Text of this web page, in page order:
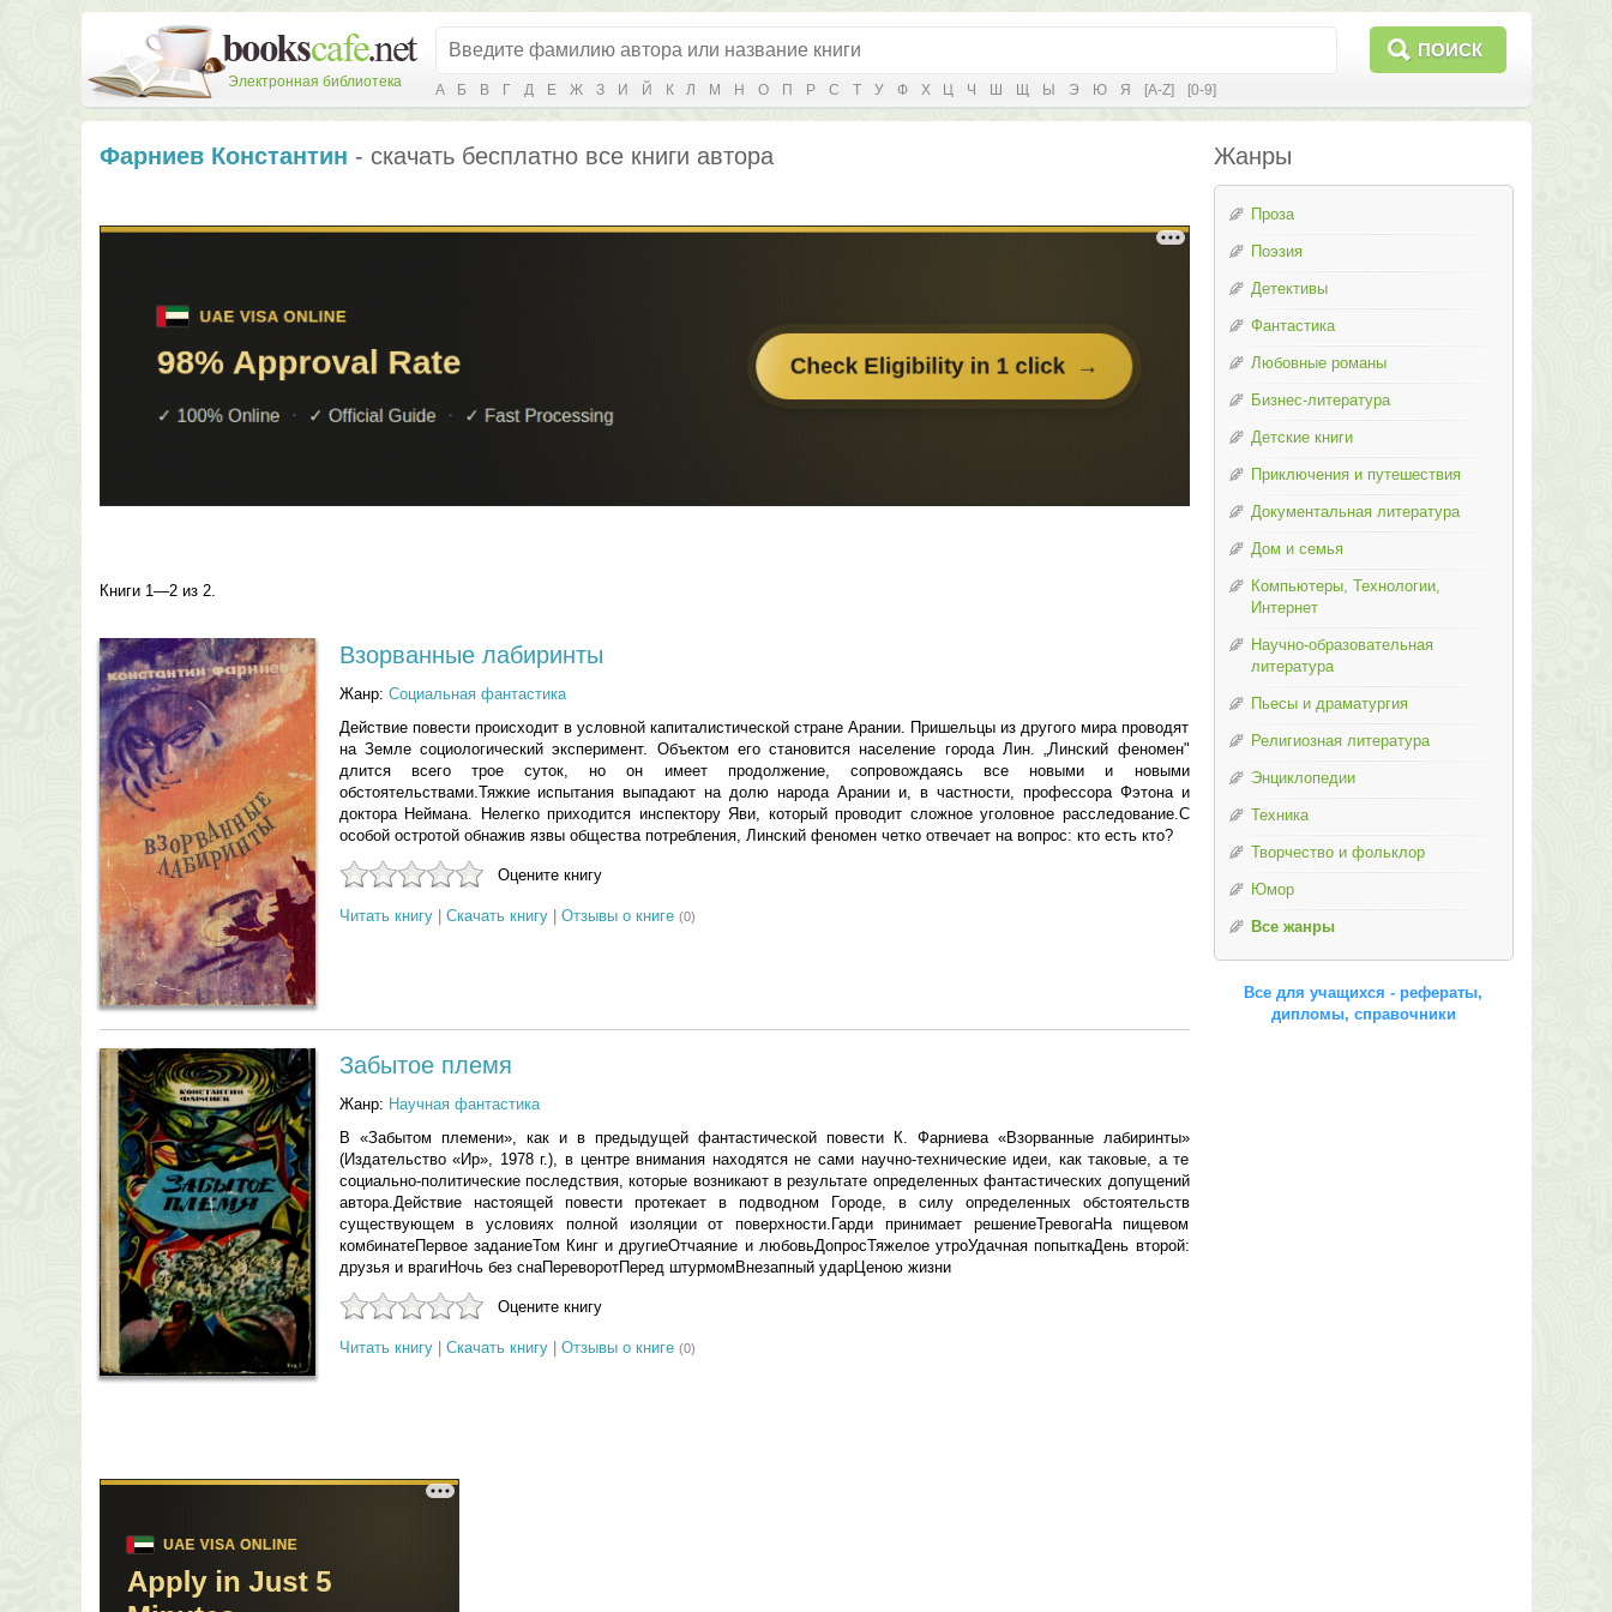
Электронная библиотека
ПОИСК
А Б В Г Д Е Ж З И Й К Л М Н О П Р С Т У Ф Х Ц Ч Ш Щ Ы Э Ю Я [A-Z] [0-9]
Фарниев Константин - скачать бесплатно все книги автора
Книги 1—2 из 2.
Взорванные лабиринты
Жанр: Социальная фантастика
Действие повести происходит в условной капиталистической стране Арании. Пришельцы из другого мира проводят
на Земле социологический эксперимент. Объектом его становится население города Лин. „Линский феномен"
длится всего трое суток, но он имеет продолжение, сопровождаясь все новыми и новыми
обстоятельствами.Тяжкие испытания выпадают на долю народа Арании и, в частности, профессора Фэтона и
доктора Неймана. Нелегко приходится инспектору Яви, который проводит сложное уголовное расследование.С
особой остротой обнажив язвы общества потребления, Линский феномен четко отвечает на вопрос: кто есть кто?
Оцените книгу
Читать книгу| Скачать книгу| Отзывы о книге (0)
Забытое племя
Жанр: Научная фантастика
В «Забытом племени», как и в предыдущей фантастической повести К. Фарниева «Взорванные лабиринты»
(Издательство «Ир», 1978 г.), в центре внимания находятся не сами научно-технические идеи, как таковые, а те
социально-политические последствия, которые возникают в результате определенных фантастических допущений
автора.Действие настоящей повести протекает в подводном Городе, в силу определенных обстоятельств
существующем в условиях полной изоляции от поверхности.Гарди принимает решениеТревогаНа пищевом
комбинатеПервое заданиеТом Кинг и другиеОтчаяние и любовьДопросТяжелое утроУдачная попыткаДень второй:
друзья и врагиНочь без снаПереворотПеред штурмомВнезапный ударЦеною жизни
Оцените книгу
Читать книгу| Скачать книгу| Отзывы о книге (0)
Жанры
Проза
Поэзия
Детективы
Фантастика
Любовные романы
Бизнес-литература
Детские книги
Приключения и путешествия
Документальная литература
Дом и семья
Компьютеры, Технологии,
Интернет
Научно-образовательная
литература
Пьесы и драматургия
Религиозная литература
Энциклопедии
Техника
Творчество и фольклор
Юмор
Все жанры
Все для учащихся - рефераты,
дипломы, справочники